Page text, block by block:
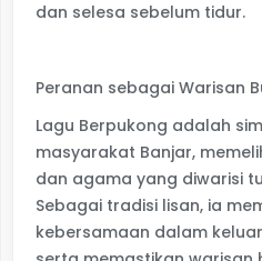
dan selesa sebelum tidur.
Peranan sebagai Warisan
Lagu Berpukong adalah
masyarakat Banjar,
dan agama yang diwarisi
Sebagai tradisi lisan, ia
kebersamaan dalam